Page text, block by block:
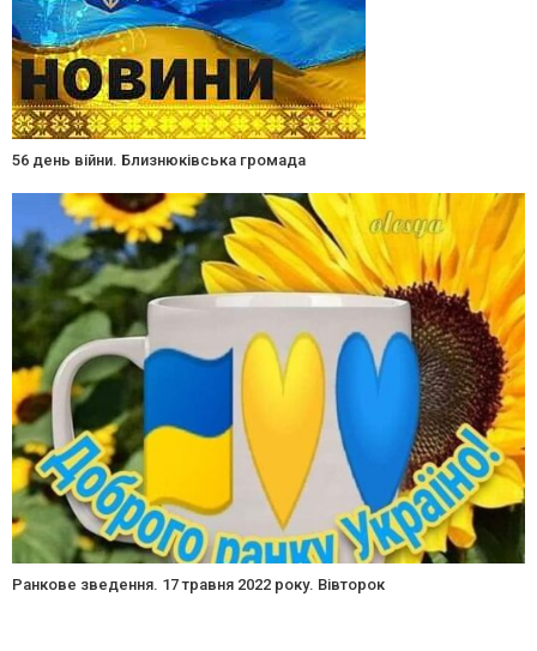
56 день війни. Близнюківська громада
Ранкове зведення. 17 травня 2022 року. Вівторок